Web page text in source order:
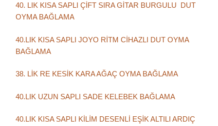
40. LIK KISA SAPLI ÇİFT SIRA GİTAR BURGULU DUT
OYMA BAĞLAMA
40.LIK KISA SAPLI JOYO RİTM CİHAZLI DUT OYMA
BAĞLAMA
38. LİK RE KESİK KARA AĞAÇ OYMA BAĞLAMA
40.LIK UZUN SAPLI SADE KELEBEK BAĞLAMA
40.LIK KISA SAPLI KİLİM DESENLİ EŞİK ALTILI ARDIÇ